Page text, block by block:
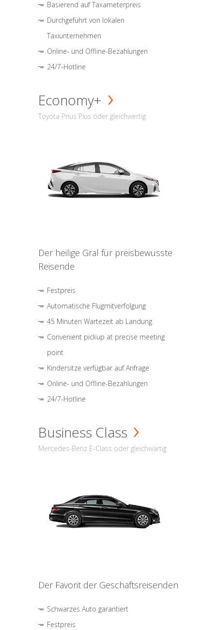
Basierend auf Taxameterpreis
Durchgeführt von lokalen
Taxiunternehmen
Online- und Offline-Bezahlungen
24/7-Hotline
Economy+
Toyota Prius Plus oder gleichwertig
Der heilige Gral für preisbewusste
Reisende
Festpreis
Automatische Flugmitverfolgung
45 Minuten Wartezeit ab Landung
Convenient pickup at precise meeting
point
Kindersitze verfügbar auf Anfrage
Online- und Offline-Bezahlungen
24/7-Hotline
Business Class
Mercedes-Benz E-Class oder gleichwärtig
Der Favorit der Geschäftsreisenden
Schwarzes Auto garantiert
Festpreis